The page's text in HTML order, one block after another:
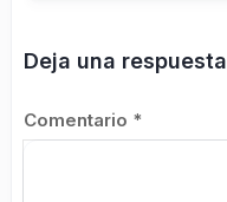
Deja una respuesta
Comentario *